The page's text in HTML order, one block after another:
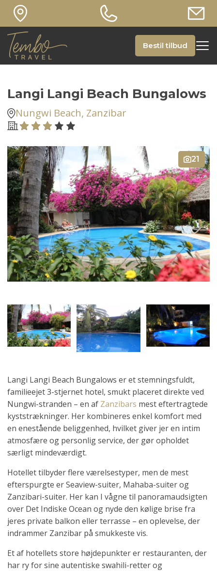
Bestil tilbud
Langi Langi Beach Bungalows
Nungwi Beach, Zanzibar
21
Langi Langi Beach Bungalows er et stemningsfuldt,
familieejet 3-stjernet hotel, smukt placeret direkte ved
Nungwi-stranden – en af Zanzibars mest eftertragtede
kyststrækninger. Her kombineres enkel komfort med
en enestående beliggenhed, hvilket giver jer en intim
atmosfære og personlig service, der gør opholdet
særligt mindeværdigt.
Hotellet tilbyder flere værelsestyper, men de mest
efterspurgte er Seaview-suiter, Mahaba-suiter og
Zanzibari-suiter. Her kan I vågne til panoramaudsigten
over Det Indiske Ocean og nyde den kølige brise fra
jeres private balkon eller terrasse – en oplevelse, der
indrammer Zanzibar på smukkeste vis.
Et af hotellets store højdepunkter er restauranten, der
har ry for sine autentiske swahili-retter og